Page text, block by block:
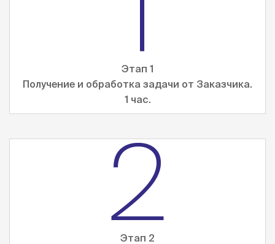
Этап 1
Получение и обработка задачи от Заказчика.
1 час.
2
Этап 2